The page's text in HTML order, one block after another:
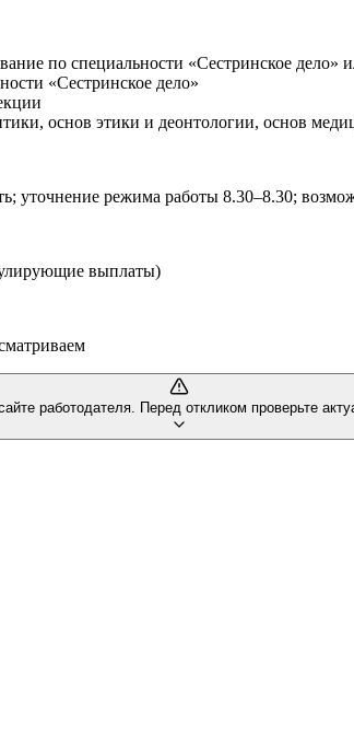
по специальности «Сестринское
«Сестринское дело»
основ этики и деонтологии, основ
уточнение режима работы 8.30–8.30;
выплаты)
работодателя. Перед откликом проверьте